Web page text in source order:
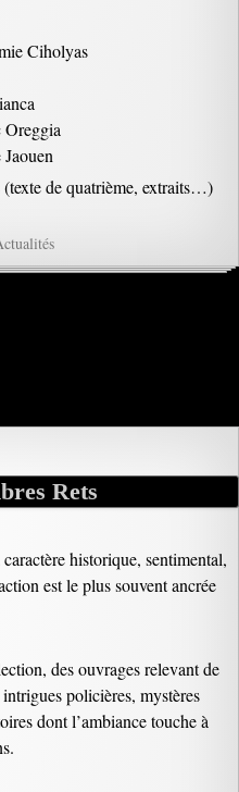
Ciholyas
Oreggia
de quatrième, extraits…)
Rets
historique, sentimental,
est le plus souvent ancrée
des ouvrages relevant de
policières, mystères
dont l’ambiance touche à